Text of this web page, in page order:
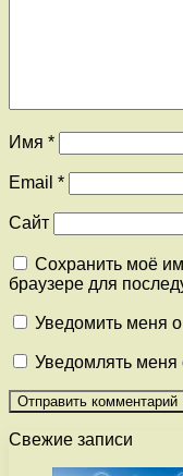
Имя *
Email *
Сайт
Сохранить моё
браузере для
Уведомить меня
Уведомлять меня
Свежие записи